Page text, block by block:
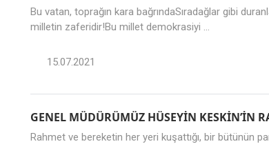
Bu vatan, toprağın kara bağrındaSıradağlar gibi
milletin zaferidir!Bu millet demokrasiyi ...
15.07.2021
GENEL MÜDÜRÜMÜZ HÜSEYİN KESKİN’İN
Rahmet ve bereketin her yeri kuşattığı, bir bütünün